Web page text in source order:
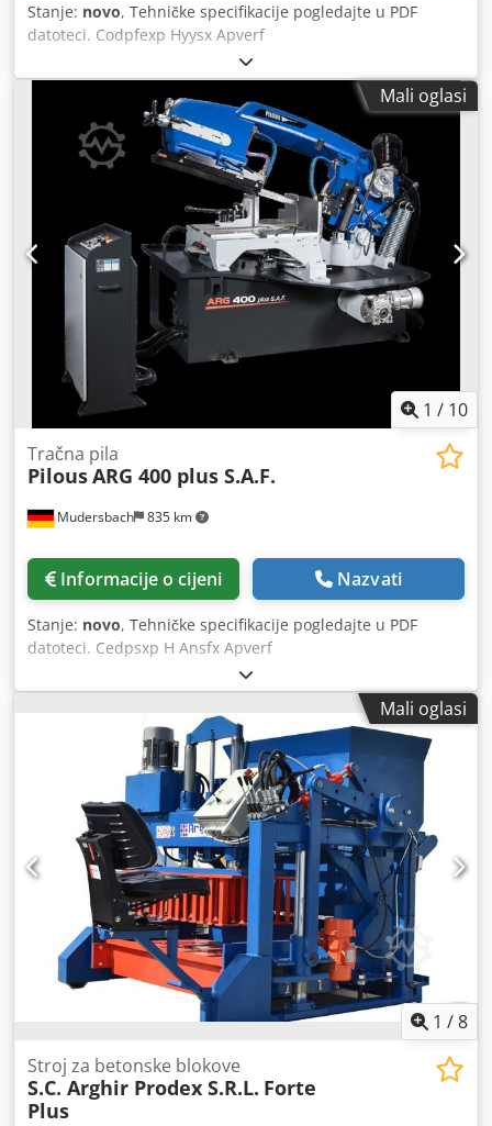
Stanje: novo, Tehničke specifikacije pogledajte u PDF
datoteci. Codpfexp Hyysx Apverf
Mali oglasi
1 / 10
Mudersbach 835 km
Tračna pila
PilousARG 400 plus S.A.F.
Informacije o cijeni Nazvati
Stanje: novo, Tehničke specifikacije pogledajte u PDF
datoteci. Cedpsxp H Ansfx Apverf
Mali oglasi
1 /8
Stroj za betonske blokove
S.C. Arghir Prodex S.R.L. Forte
Plus